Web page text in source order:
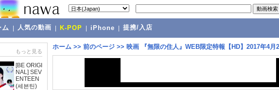
人気の動画 K-POP iPhone 提携/入店
もっと見る
[BE ORIGI
NAL] SEV
ENTEEN
(세븐틴)
ホーム >> 前のページ >> 映画 『無限の住人』WEB限定特報【HD】2017年4月